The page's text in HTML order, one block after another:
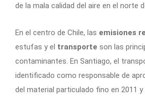
de la mala calidad del aire en el norte
En el centro de Chile, las emisiones
estufas y el transporte son las
contaminantes. En Santiago, el
identificado como responsable de
del material particulado fino en 2011 y